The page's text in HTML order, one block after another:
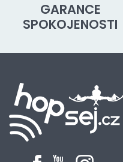
GARANCE
SPOKOJENOSTI